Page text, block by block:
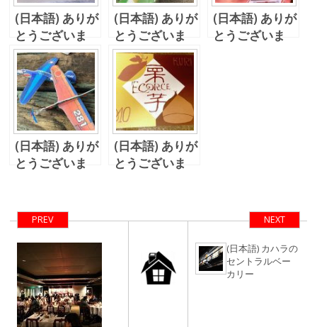
(日本語) ありが
とうございま
す。。そしてア
ラモアナのアイ
ランドビンテー
ジシェイブアイ
ス。。
(日本語) ありが
とうございま
す！。。そし
て、ファーマー
ズ行ったりお茶
したり。。
(日本語) ありが
とうございま
(日本語) ありが
とうございま
(日本語) ありが
とうございま
PREV NEXT
(日本語) カハラの
セントラルベー
カリー